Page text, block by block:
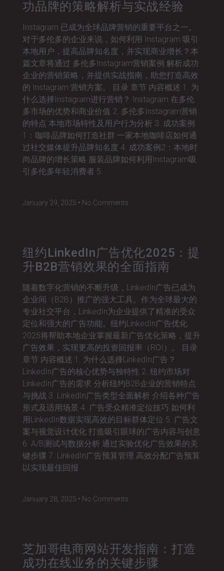
功品牌的策略解析与实战经验
Instagram 已成为全球品牌营销的重要平台之一。
对于多伦多的企业来说，如何利用 Instagram 吸引
本地用户，提高品牌知名度，并实现商业增长？本
篇文章将通过 多伦多Instagram营销案例 解析成功
企业的营销策略，并提供实战指南，助您打造高效
的 Instagram 营销方案。 目录 章节 内容概述 1. 为
什么选择Instagram进行营销？ Instagram 在多伦
多市场的优势和商业价值 2. 多伦多Instagram营销
的特点 本地市场特性及用户行为分析 3. 成功案例
1：咖啡品牌如何打造社群 一家本地咖啡店如何通
过社交媒体提升品牌知名度 4. 成功案例2：本地时
尚品牌的增长策略 服装品牌如何利用Instagram吸
引多伦多年轻消费者 5.
January 29, 2025 No Comments
纽约LinkedIn广告优化2025：提
升B2B营销效果的全面指南
随着数字化营销的不断升级，LinkedIn广告已成为
企业间（B2B）推广的强大工具。作为全球最大的
专业社交平台，LinkedIn为企业提供了精准的受众
定位和强大的广告功能。纽约LinkedIn广告优化
2025将帮助本地企业掌握最新广告优化策略，提升
广告效果，实现更高的投资回报率（ROI）。 目录
章节 内容概述 1. 为什么选择LinkedIn广告？
LinkedIn广告的核心优势与独特性 2. 纽约市场对
LinkedIn广告的需求 分析纽约B2B企业的营销特点
与挑战 3. LinkedIn广告类型全面解析 介绍各种广告
形式及适用场景 4. 广告受众精准定位技巧 如何利
用LinkedIn数据实现高效的目标群体定位 5. 广告文
案与视觉设计优化 打造吸引眼球的广告内容与创意
6. A/B测试与数据分析 通过实验优化广告效果的关
键步骤 7. LinkedIn广告预算管理 高效分配广告预算
以实现最佳回报
January 28, 2025 No Comments
芝加哥电商网站开发指南：打造
成功在线业务的关键步骤